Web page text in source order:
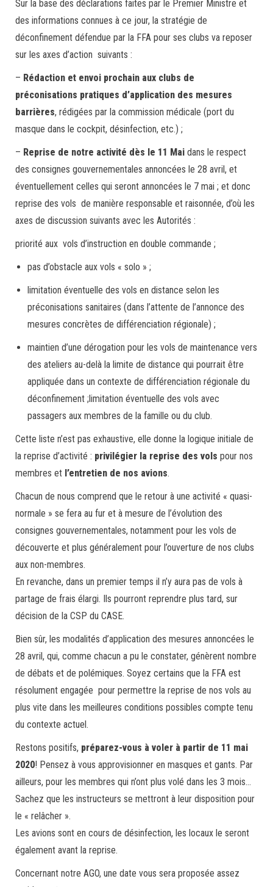
Sur la base des déclarations faites par le Premier Ministre et
des informations connues à ce jour, la stratégie de
déconfinement défendue par la FFA pour ses clubs va reposer
sur les axes d’action suivants :
– Rédaction et envoi prochain aux clubs de
préconisations pratiques d’application des mesures
barrières, rédigées par la commission médicale (port du
masque dans le cockpit, désinfection, etc.) ;
– Reprise de notre activité dès le 11 Mai dans le respect
des consignes gouvernementales annoncées le 28 avril, et
éventuellement celles qui seront annoncées le 7 mai ; et donc
reprise des vols de manière responsable et raisonnée, d’où les
axes de discussion suivants avec les Autorités :
priorité aux vols d’instruction en double commande ;
pas d’obstacle aux vols « solo » ;
limitation éventuelle des vols en distance selon les
préconisations sanitaires (dans l’attente de l’annonce des
mesures concrètes de différenciation régionale) ;
maintien d’une dérogation pour les vols de maintenance vers
des ateliers au-delà la limite de distance qui pourrait être
appliquée dans un contexte de différenciation régionale du
déconfinement ;limitation éventuelle des vols avec
passagers aux membres de la famille ou du club.
Cette liste n’est pas exhaustive, elle donne la logique initiale de
la reprise d’activité : privilégier la reprise des vols pour nos
membres et l’entretien de nos avions.
Chacun de nous comprend que le retour à une activité « quasi-
normale » se fera au fur et à mesure de l’évolution des
consignes gouvernementales, notamment pour les vols de
découverte et plus généralement pour l’ouverture de nos clubs
aux non-membres.
En revanche, dans un premier temps il n’y aura pas de vols à
partage de frais élargi. Ils pourront reprendre plus tard, sur
décision de la CSP du CASE.
Bien sûr, les modalités d’application des mesures annoncées le
28 avril, qui, comme chacun a pu le constater, génèrent nombre
de débats et de polémiques. Soyez certains que la FFA est
résolument engagée pour permettre la reprise de nos vols au
plus vite dans les meilleures conditions possibles compte tenu
du contexte actuel.
Restons positifs, préparez-vous à voler à partir de 11 mai
2020! Pensez à vous approvisionner en masques et gants. Par
ailleurs, pour les membres qui n’ont plus volé dans les 3 mois…
Sachez que les instructeurs se mettront à leur disposition pour
le « relâcher ».
Les avions sont en cours de désinfection, les locaux le seront
également avant la reprise.
Concernant notre AGO, une date vous sera proposée assez